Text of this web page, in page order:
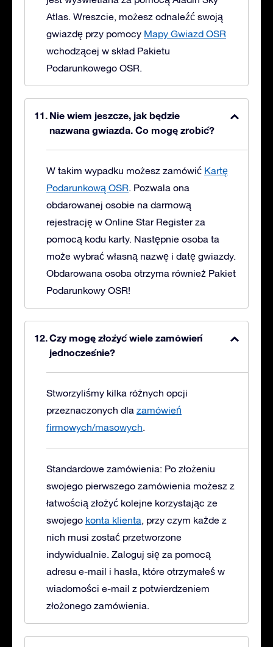
Atlas. Wreszcie, możesz odnaleźć swoją
gwiazdę przy pomocy Mapy Gwiazd OSR
wchodzącej w skład Pakietu
Podarunkowego OSR.
Nie wiem jeszcze, jak będzie
nazwana gwiazda. Co mogę zrobić?
W takim wypadku możesz zamówić Kartę
Podarunkową OSR. Pozwala ona
obdarowanej osobie na darmową
rejestrację w Online Star Register za
pomocą kodu karty. Następnie osoba ta
może wybrać własną nazwę i datę gwiazdy.
Obdarowana osoba otrzyma również Pakiet
Podarunkowy OSR!
Czy mogę złożyć wiele zamówień
jednocześnie?
Stworzyliśmy kilka różnych opcji
przeznaczonych dla zamówień
firmowych/masowych.
Standardowe zamówienia: Po złożeniu
swojego pierwszego zamówienia możesz z
łatwością złożyć kolejne korzystając ze
swojego konta klienta, przy czym każde z
nich musi zostać przetworzone
indywidualnie. Zaloguj się za pomocą
adresu e-mail i hasła, które otrzymałeś w
wiadomości e-mail z potwierdzeniem
złożonego zamówienia.